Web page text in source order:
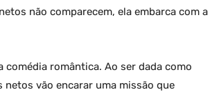
não comparecem, ela embarca com a
romântica. Ao ser dada como
vão encarar uma missão que